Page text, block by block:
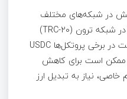
در شبکه‌های مختلف
متفاوت است. به‌عنوان مثال، تتر در شبکه ترون (TRC-20)
کارمزدی پایین‌تر دارد اما ممکن است در برخی پروتکل‌ها USDC
ممکن است برای کاهش
نیاز به تبدیل ارز